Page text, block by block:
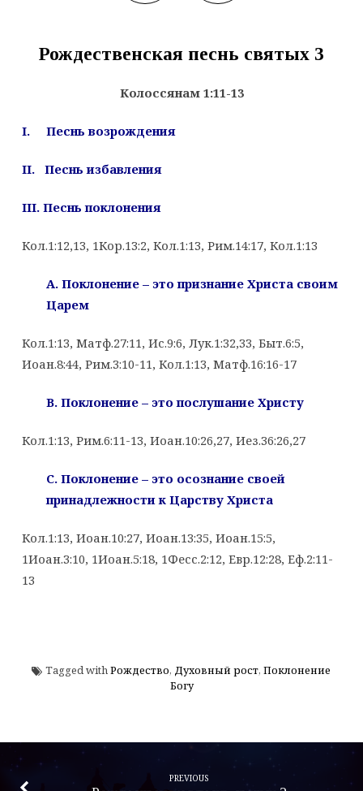
Рождественская песнь святых 3
Колоссянам 1:11-13
I. Песнь возрождения
II. Песнь избавления
III. Песнь поклонения
Кол.1:12,13, 1Кор.13:2, Кол.1:13, Рим.14:17, Кол.1:13
A. Поклонение – это признание Христа своим
Царем
Кол.1:13, Матф.27:11, Ис.9:6, Лук.1:32,33, Быт.6:5,
Иоан.8:44, Рим.3:10-11, Кол.1:13, Матф.16:16-17
B. Поклонение – это послушание Христу
Кол.1:13, Рим.6:11-13, Иоан.10:26,27, Иез.36:26,27
C. Поклонение – это осознание своей
принадлежности к Царству Христа
Кол.1:13, Иоан.10:27, Иоан.13:35, Иоан.15:5,
1Иоан.3:10, 1Иоан.5:18, 1Фесс.2:12, Евр.12:28, Еф.2:11-
13
Tagged withРождество, Духовный рост, Поклонение
Богу
PREVIOUS